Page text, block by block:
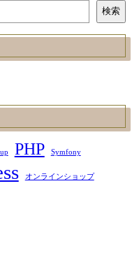
検索
PHP Symfony
オンラインショップ